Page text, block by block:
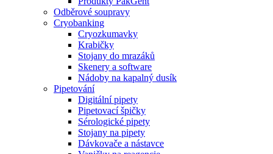
Odběrové soupravy
Cryobanking
Cryozkumavky
Krabičky
Stojany do mrazáků
Skenery a software
Nádoby na kapalný dusík
Pipetování
Digitální pipety
Pipetovací špičky
Sérologické pipety
Stojany na pipety
Dávkovače a nástavce